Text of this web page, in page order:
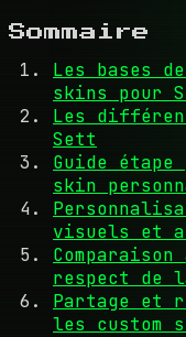
Sommaire
Les bases
skins pour
Les
Sett
Guide
skin
visuels et
respect de
Partage et
les custom